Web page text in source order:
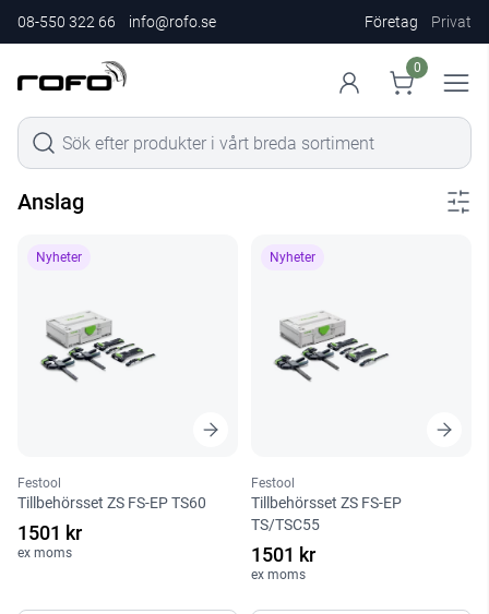
08-550 322 66 info@rofo.se Företag Privat
0
Anslag
Nyheter
Festool
Tillbehörsset ZS FS-EP TS60
1501 kr
ex moms
Nyheter
Festool
Tillbehörsset ZS FS-EP
TS/TSC55
1501 kr
ex moms